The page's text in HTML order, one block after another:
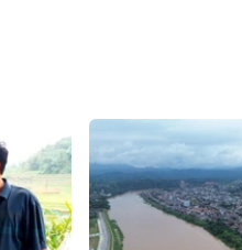
Sơn
Xã Lao Chải
Xã Tà Xi Láng